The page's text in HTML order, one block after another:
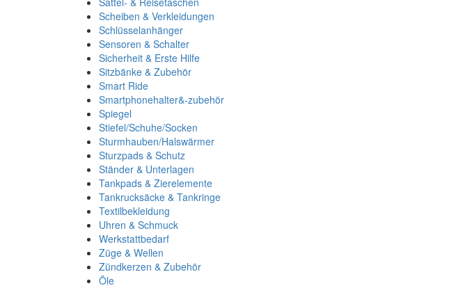
Scheiben & Verkleidungen
Schlüsselanhänger
Sensoren & Schalter
Sicherheit & Erste Hilfe
Sitzbänke & Zubehör
Smart Ride
Smartphonehalter&-zubehör
Spiegel
Stiefel/Schuhe/Socken
Sturmhauben/Halswärmer
Sturzpads & Schutz
Ständer & Unterlagen
Tankpads & Zierelemente
Tankrucksäcke & Tankringe
Textilbekleidung
Uhren & Schmuck
Werkstattbedarf
Züge & Wellen
Zündkerzen & Zubehör
Öle